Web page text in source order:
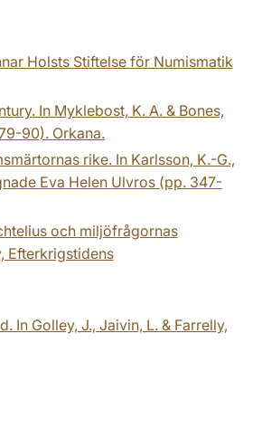
Holsts Stiftelse för Numismatik
In Myklebost, K. A. & Bones,
90). Orkana.
rike. In Karlsson, K.-G.,
Eva Helen Ulvros (pp. 347-
och miljöfrågornas
Efterkrigstidens
In Golley, J., Jaivin, L. & Farrelly,